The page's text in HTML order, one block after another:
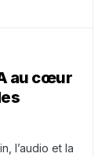
au cœur
l’audio et la